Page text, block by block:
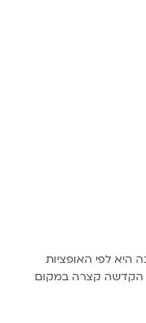
היא לפי האופציות
הקדשה קצרה במקום